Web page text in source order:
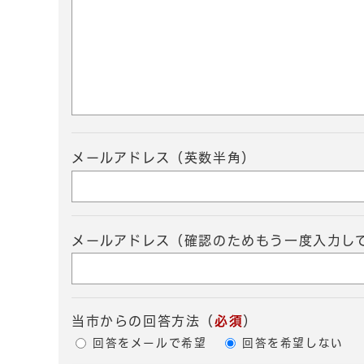
メールアドレス（英数半角）
メールアドレス（確認のためもう一度入力し
当市からの回答方法 （ 必須）
回答をメールで希望 回答を希望しない